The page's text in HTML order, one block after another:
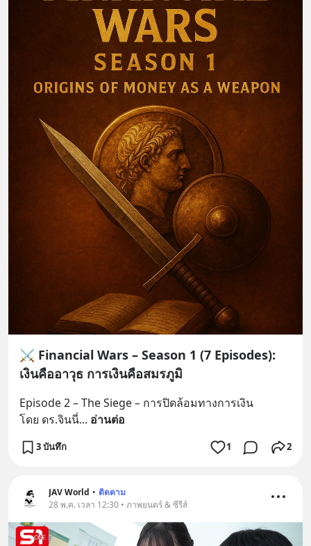
⚔️ Financial Wars – Season 1 (7 Episodes):
เงินคืออาวุธ การเงินคือสมรภูมิ
Episode 2 – The Siege – การปิดล้อมทางการเงิน
โดย ดร.จินนี่... อ่านต่อ
3 บันทึก 1 2
JAV World • ติดตาม
28 พ.ค. เวลา 12:30 • ภาพยนตร์ & ซีรีส์